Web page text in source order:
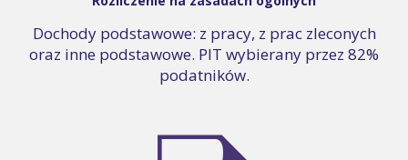
Dochody podstawowe: z pracy, z prac zleconych
oraz inne podstawowe. PIT wybierany przez 82%
podatników.